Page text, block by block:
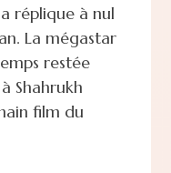
réplique à nul
La mégastar
restée
Shahrukh
film du